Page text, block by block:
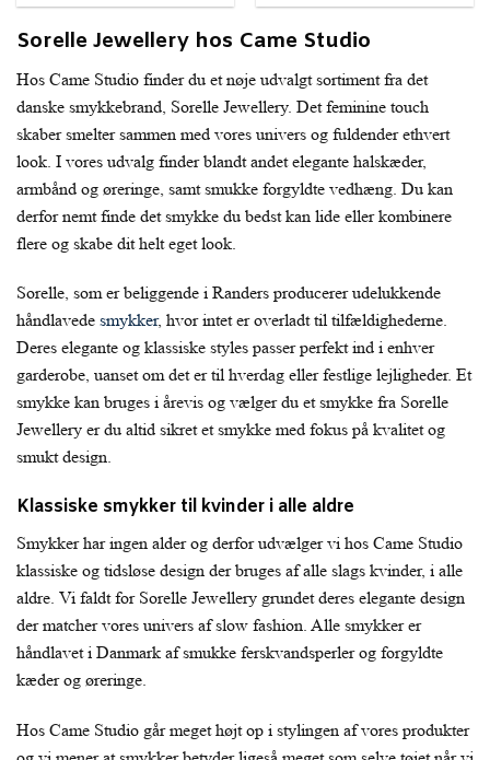
Sorelle Jewellery hos Came Studio
Hos Came Studio finder du et nøje udvalgt sortiment fra det
danske smykkebrand, Sorelle Jewellery. Det feminine touch
skaber smelter sammen med vores univers og fuldender ethvert
look. I vores udvalg finder blandt andet elegante halskæder,
armbånd og øreringe, samt smukke forgyldte vedhæng. Du kan
derfor nemt finde det smykke du bedst kan lide eller kombinere
flere og skabe dit helt eget look.
Sorelle, som er beliggende i Randers producerer udelukkende
håndlavede smykker, hvor intet er overladt til tilfældighederne.
Deres elegante og klassiske styles passer perfekt ind i enhver
garderobe, uanset om det er til hverdag eller festlige lejligheder. Et
smykke kan bruges i årevis og vælger du et smykke fra Sorelle
Jewellery er du altid sikret et smykke med fokus på kvalitet og
smukt design.
Klassiske smykker til kvinder i alle aldre
Smykker har ingen alder og derfor udvælger vi hos Came Studio
klassiske og tidsløse design der bruges af alle slags kvinder, i alle
aldre. Vi faldt for Sorelle Jewellery grundet deres elegante design
der matcher vores univers af slow fashion. Alle smykker er
håndlavet i Danmark af smukke ferskvandsperler og forgyldte
kæder og øreringe.
Hos Came Studio går meget højt op i stylingen af vores produkter